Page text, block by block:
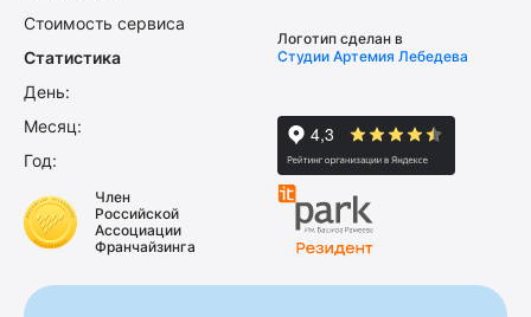
Стоимость сервиса
Статистика
День:
Месяц:
Год:
Логотип сделан в
Студии Артемия Лебедева
Член
Российской
Ассоциации
Франчайзинга